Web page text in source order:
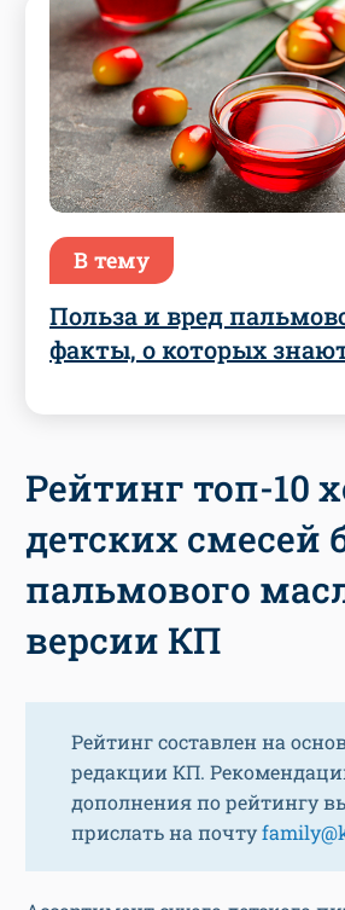
В тему
Польза и вред
факты, о которых
Рейтинг топ-10
детских смесей
пальмового
версии КП
Рейтинг составлен на
редакции КП.
дополнения по рейтингу
прислать на почту